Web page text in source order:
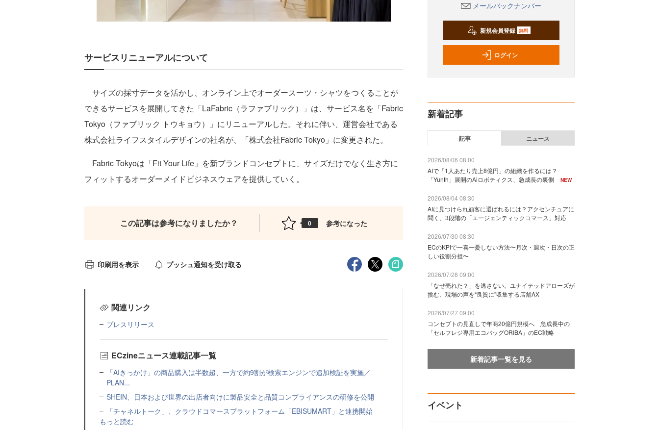
サービスリニューアルについて
サイズの採寸データを活かし、オンライン上でオーダースーツ・シャツをつくることが
できるサービスを展開してきた「LaFabric（ラファブリック）」は、サービス名を「Fabric
Tokyo（ファブリック トウキョウ）」にリニューアルした。それに伴い、運営会社である
株式会社ライフスタイルデザインの社名が、「株式会社Fabric Tokyo」に変更された。
Fabric Tokyoは「Fit Your Life」を新ブランドコンセプトに、サイズだけでなく生き方に
フィットするオーダーメイドビジネスウェアを提供していく。
この記事は参考になりましたか？ 0 参考になった
印刷用を表示 プッシュ通知を受け取る
関連リンク
プレスリリース
ECzineニュース連載記事一覧
「AIきっかけ」の商品購入は半数超、一方で約9割が検索エンジンで追加検証を実施／
PLAN...
SHEIN、日本および世界の出店者向けに製品安全と品質コンプライアンスの研修を公開
「チャネルトーク」、クラウドコマースプラットフォーム「EBISUMART」と連携開始
もっと読む
メールバックナンバー
新規会員登録 無料
ログイン
新着記事
記事 ニュース
2026/08/06 08:00
AIで「1人あたり売上8億円」の組織を作るには？
「Yunth」展開のAiロボティクス、急成長の裏側
NEW
2026/08/04 08:30
AIに見つけられ顧客に選ばれるには？アクセンチュアに
聞く、3段階の「エージェンティックコマース」対応
2026/07/30 08:30
ECのKPIで一喜一憂しない方法〜月次・週次・日次の正
しい役割分担〜
2026/07/28 09:00
「なぜ売れた？」を逃さない。ユナイテッドアローズが
挑む、現場の声を“良質に”収集する店舗AX
2026/07/27 09:00
コンセプトの見直しで年商20億円規模へ 急成長中の
「セルフレジ専用エコバッグORIBA」のEC戦略
新着記事一覧を見る
イベント